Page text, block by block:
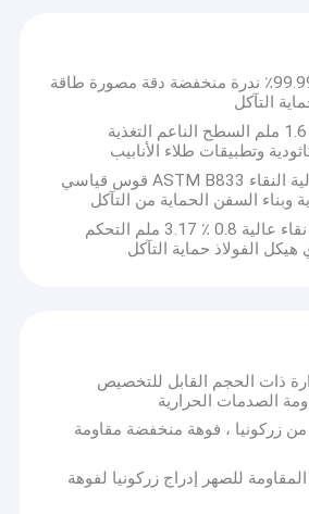
صانع أسلاك الزنك 99.995٪ ندرة منخفضة دقة مصورة طاقة
التآكل
سلك الزنك الصناعي 1.6 ملم السطح الناعم التغذية
وتطبيقات طلاء الأنابيب
مزود أسلاك الزنك عالية النقاء ASTM B833 قوس قياسي
وبناء السفن الحماية من التآكل
أسلاك الزنك 99.99٪ نقاء عالية 0.8 ٪ 3.17 ملم التحكم
الفولاذ حماية التآكل
ذات الحجم القابل للتخصيص
زركونيا ، فوهة منخفضة مقاومة
للصهر إدراج زركونيا لفوهة